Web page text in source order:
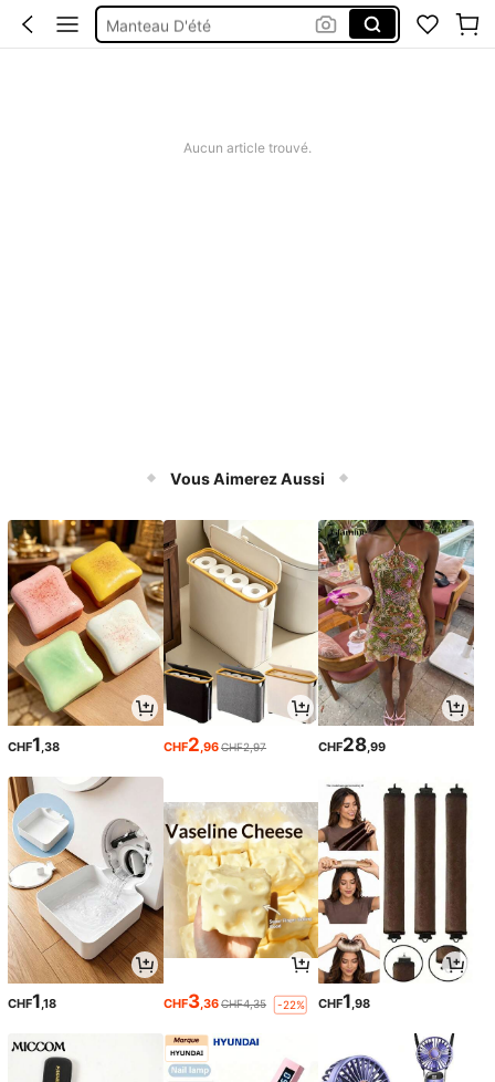
Manteau D'été
Aucun article trouvé.
Vous Aimerez Aussi
CHF1 ,38 CHF2 ,96CHF2,97 CHF28 ,99
CHF1,18 CHF3,36CHF4,35 -22% CHF1,98